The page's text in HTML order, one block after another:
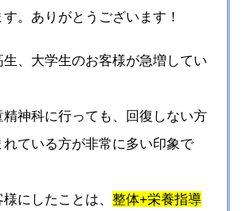
。ありがとうございます！
、大学生のお客様が急増してい
神科に行っても、回復しない方
れている方が非常に多い印象で
にしたことは、 整体+栄養指導